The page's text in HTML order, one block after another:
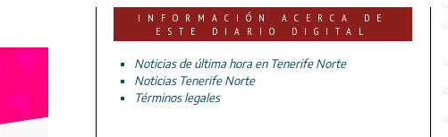
INFORMACIÓN ACERCA DE
ESTE DIARIO DIGITAL
Noticias de última hora en Tenerife Norte
Noticias Tenerife Norte
Términos legales